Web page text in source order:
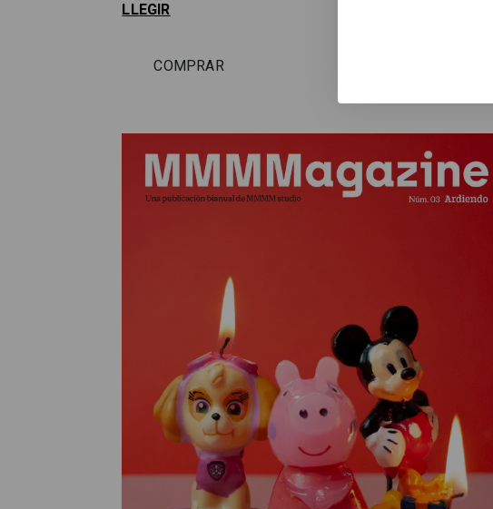
LLEGIR
COMPRAR